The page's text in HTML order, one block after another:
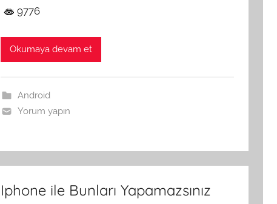
9776
Okumaya devam et
Android
Yorum yapın
Iphone ile Bunları Yapamazsınız